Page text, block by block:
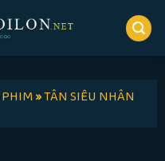
PHIM»TÂN SIÊU NHÂN